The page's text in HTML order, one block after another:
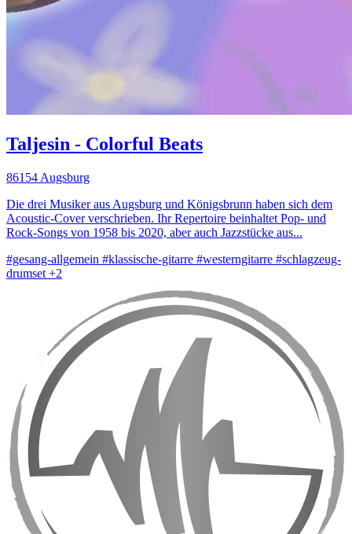
Taljesin - Colorful Beats
86154 Augsburg
Die drei Musiker aus Augsburg und Königsbrunn haben sich dem
Acoustic-Cover verschrieben. Ihr Repertoire beinhaltet Pop- und
Rock-Songs von 1958 bis 2020, aber auch Jazzstücke aus...
#gesang-allgemein #klassische-gitarre #westerngitarre #schlagzeug-
drumset +2